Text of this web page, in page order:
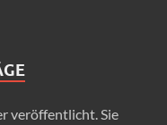
veröffentlicht. Sie